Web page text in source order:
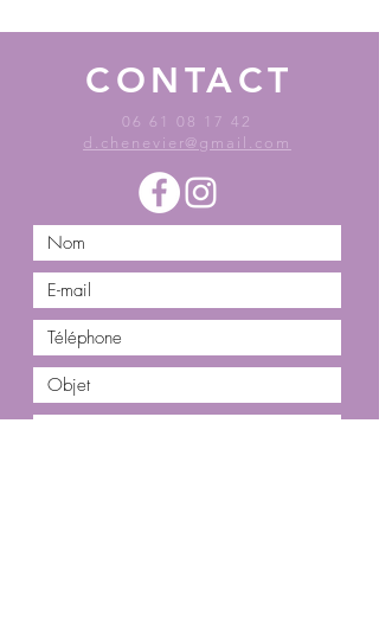
CONTACT
06 61 08 17 42
d.chenevier@gmail.com